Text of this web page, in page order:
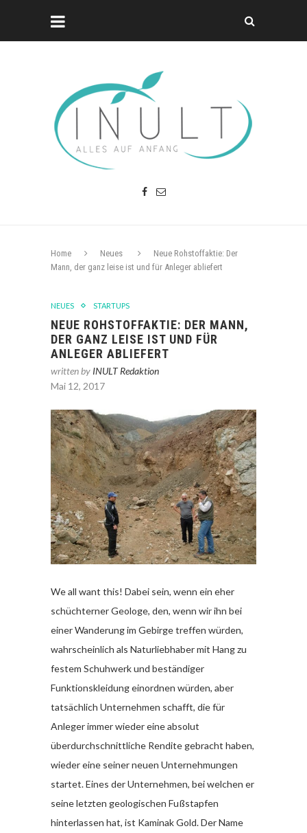
Home Neues
Neue Rohstoffaktie: Der
Mann, der ganz leise ist und für Anleger abliefert
NEUES STARTUPS
NEUE ROHSTOFFAKTIE: DER MANN,
DER GANZ LEISE IST UND FÜR
ANLEGER ABLIEFERT
written by INULT Redaktion
Mai 12, 2017
We all want this! Dabei sein, wenn ein eher
schüchterner Geologe, den, wenn wir ihn bei
einer Wanderung im Gebirge treffen würden,
wahrscheinlich als Naturliebhaber mit Hang zu
festem Schuhwerk und beständiger
Funktionskleidung einordnen würden, aber
tatsächlich Unternehmen schafft, die für
Anleger immer wieder eine absolut
überdurchschnittliche Rendite gebracht haben,
wieder eine seiner neuen Unternehmungen
startet. Eines der Unternehmen, bei welchen er
seine letzten geologischen Fußstapfen
hinterlassen hat, ist Kaminak Gold. Der Name